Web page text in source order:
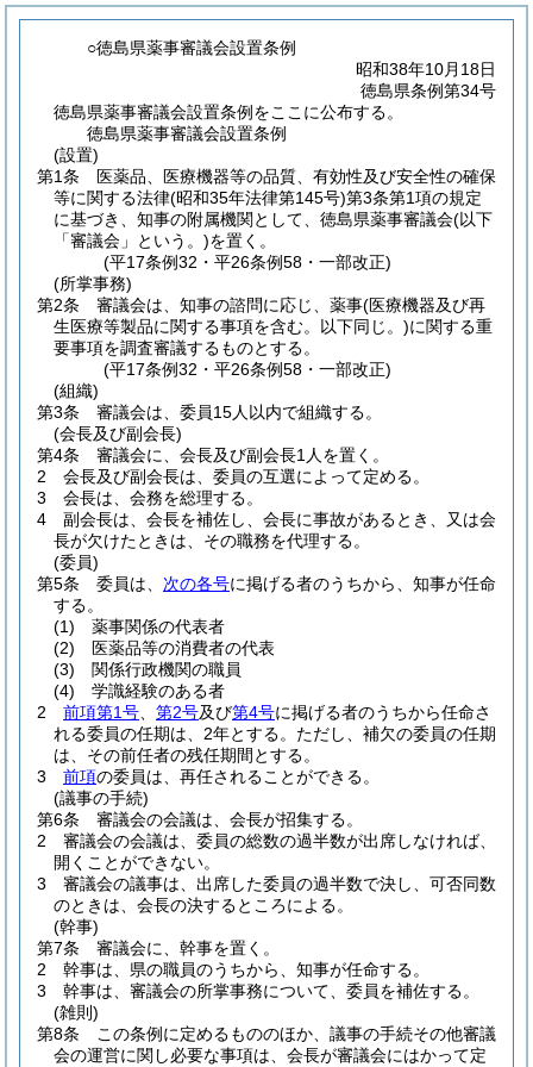
○徳島県薬事審議会設置条例
昭和38年10月18日
徳島県条例第34号
徳島県薬事審議会設置条例をここに公布する。
徳島県薬事審議会設置条例
(設置)
第1条
医薬品、医療機器等の品質、有効性及び安全性の確保
等に関する法律(昭和35年法律第145号)第3条第1項の規定
に基づき、知事の附属機関として、徳島県薬事審議会(以下
「審議会」という。)を置く。
(平17条例32・平26条例58・一部改正)
(所掌事務)
第2条
審議会は、知事の諮問に応じ、薬事(医療機器及び再
生医療等製品に関する事項を含む。以下同じ。)に関する重
要事項を調査審議するものとする。
(平17条例32・平26条例58・一部改正)
(組織)
第3条
審議会は、委員15人以内で組織する。
(会長及び副会長)
第4条
審議会に、会長及び副会長1人を置く。
2
会長及び副会長は、委員の互選によって定める。
3
会長は、会務を総理する。
4
副会長は、会長を補佐し、会長に事故があるとき、又は会
長が欠けたときは、その職務を代理する。
(委員)
第5条
委員は、 次の各号に掲げる者のうちから、知事が任命
する。
(1)
薬事関係の代表者
(2)
医薬品等の消費者の代表
(3)
関係行政機関の職員
(4)
学識経験のある者
2
前項第1号 第2号及び第4号に掲げる者のうちから任命さ
れる委員の任期は、2年とする。 ただし、補欠の委員の任期
は、その前任者の残任期間とする。
3
前項の委員は、再任されることができる。
(議事の手続)
第6条
審議会の会議は、会長が招集する。
2
審議会の会議は、委員の総数の過半数が出席しなければ、
開くことができない。
3
審議会の議事は、出席した委員の過半数で決し、可否同数
のときは、会長の決するところによる。
(幹事)
第7条
審議会に、幹事を置く。
2
幹事は、県の職員のうちから、知事が任命する。
3
幹事は、審議会の所掌事務について、委員を補佐する。
(雑則)
第8条
この条例に定めるもののほか、議事の手続その他審議
会の運営に関し必要な事項は、会長が審議会にはかって定